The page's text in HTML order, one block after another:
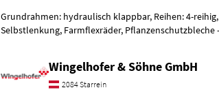
Grundrahmen: hydraulisch klappbar, Reihen: 4-
Selbstlenkung, Farmflexräder, Pflanzenschutzbleche -
Wingelhofer & Söhne GmbH
2084 Starrein